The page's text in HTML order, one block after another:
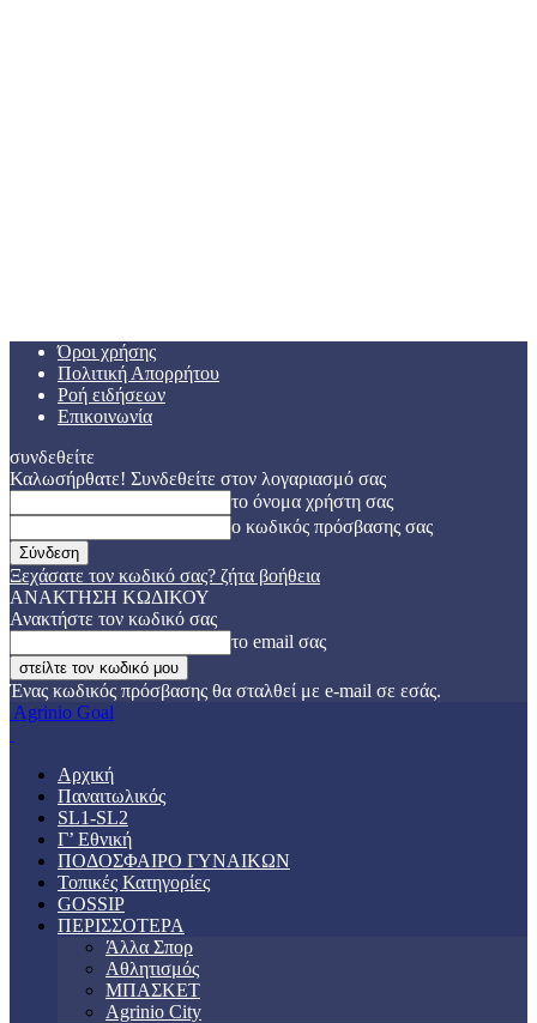
Όροι χρήσης
Πολιτική Απορρήτου
Ροή ειδήσεων
Επικοινωνία
συνδεθείτε
Καλωσήρθατε! Συνδεθείτε στον λογαριασμό σας
το όνομα χρήστη σας
ο κωδικός πρόσβασης σας
Ξεχάσατε τον κωδικό σας? ζήτα βοήθεια
ΑΝΑΚΤΗΣΗ ΚΩΔΙΚΟΥ
Ανακτήστε τον κωδικό σας
το email σας
Ένας κωδικός πρόσβασης θα σταλθεί με e-mail σε εσάς.
Agrinio Goal
Αρχική
Παναιτωλικός
SL1-SL2
Γ’ Εθνική
ΠΟΔΟΣΦΑΙΡΟ ΓΥΝΑΙΚΩΝ
Τοπικές Κατηγορίες
GOSSIP
ΠΕΡΙΣΣΟΤΕΡΑ
Άλλα Σπορ
Αθλητισμός
ΜΠΑΣΚΕΤ
Agrinio City